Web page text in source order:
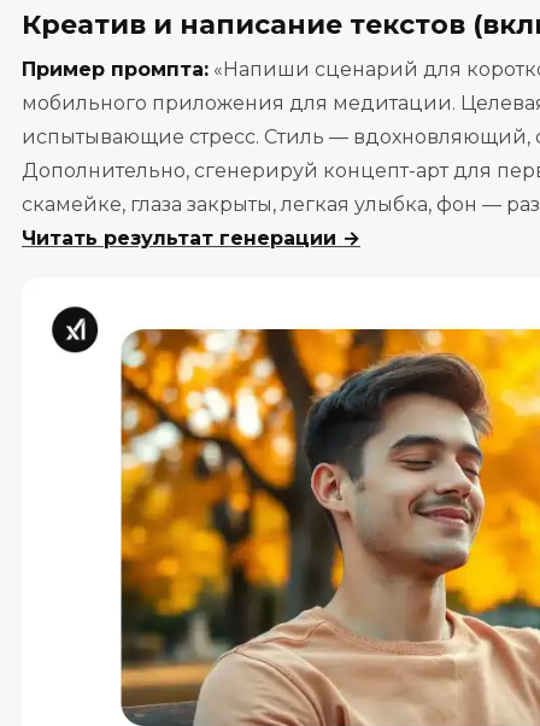
Креатив и написание текстов
Пример промпта: «Напиши сценарий для
мобильного приложения для медитации.
испытывающие стресс. Стиль —
Дополнительно, сгенерируй концепт-арт для
скамейке, глаза закрыты, легкая улыбка, фон —
Читать результат генерации →